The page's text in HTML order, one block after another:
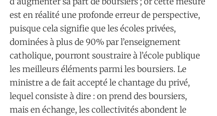
est en réalité une profonde erreur de perspective,
puisque cela signifie que les écoles privées,
dominées à plus de 90% par l’enseignement
catholique, pourront soustraire à l’école publique
les meilleurs éléments parmi les boursiers. Le
ministre a de fait accepté le chantage du privé,
lequel consiste à dire : on prend des boursiers,
mais en échange, les collectivités abondent le